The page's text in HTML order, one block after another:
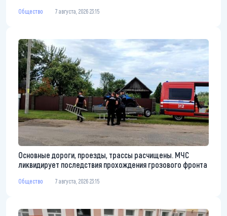
Общество 7 августа, 2026 23:15
Основные дороги, проезды, трассы расчищены. МЧС
ликвидирует последствия прохождения грозового фронта
Общество 7 августа, 2026 23:15